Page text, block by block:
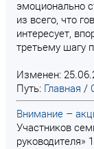
эмоционально
из всего, что
интересует,
третьему шагу
Изменен:
Путь: Главная /
Внимание –
Участников
руководителя»